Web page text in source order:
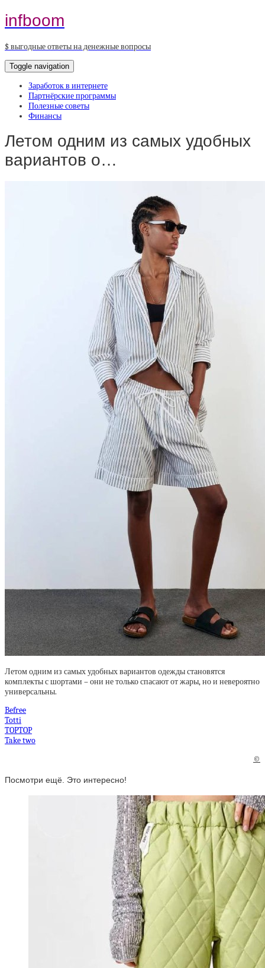
infboom
$ выгодные ответы на денежные вопросы
Toggle navigation
Заработок в интернете
Партнёрские программы
Полезные советы
Финансы
Летом одним из самых удобных
вариантов о…
Летом одним из самых удобных вариантов одежды становятся
комплекты с шортами – они не только спасают от жары, но и невероятно
универсальны.
Befree
Totti
TOPTOP
Take two
©
Посмотри ещё. Это интересно!